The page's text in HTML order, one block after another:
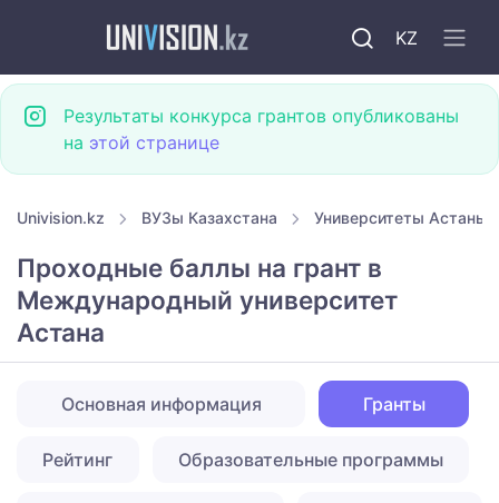
KZ
Результаты конкурса грантов опубликованы
на этой странице
Univision.kz ВУЗы Казахстана Университеты Астаны
Проходные баллы на грант в
Международный университет
Астана
Основная информация Гранты
Рейтинг Образовательные программы